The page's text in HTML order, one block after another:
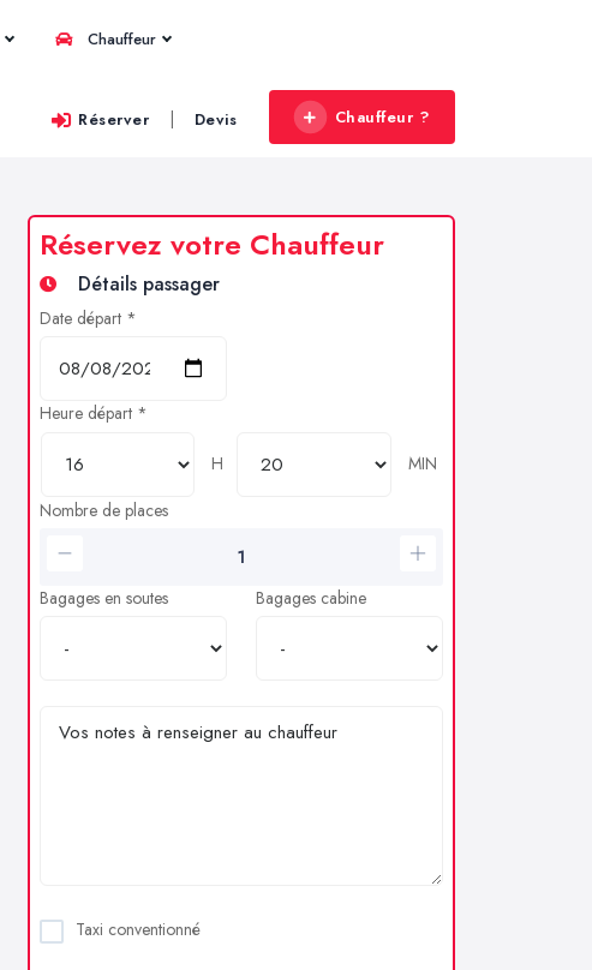
Chauffeur
Réserver | Devis Chauffeur ?
Réservez votre Chauffeur
Détails passager
Date départ *
Heure départ *
H
MIN
Nombre de places
Bagages en soutes Bagages cabine
Taxi conventionné